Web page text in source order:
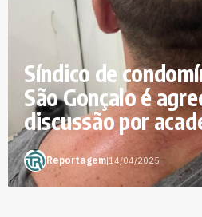
Síndico de
São Gonçalo é
discussão por
Reportagem|14/04/2025